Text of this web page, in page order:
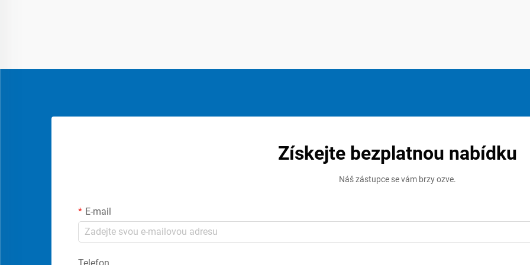
Získejte bezplatnou nabídku
Náš zástupce se vám brzy ozve.
E-mail
Telefon